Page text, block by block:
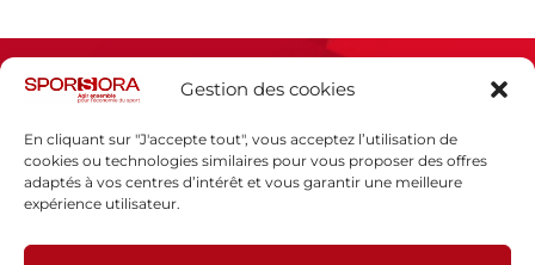
Gestion des cookies
En cliquant sur "J'accepte tout", vous acceptez l’utilisation de
cookies ou technologies similaires pour vous proposer des offres
adaptés à vos centres d’intérêt et vous garantir une meilleure
expérience utilisateur.
Espace presse
Politique de confidentialité